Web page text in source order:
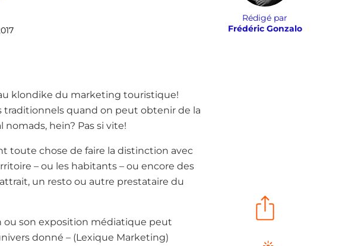
Rédigé par
Frédéric Gonzalo
klondike du marketing touristique!
traditionnels quand on peut obtenir de la
hein? Pas si vite!
toute chose de faire la distinction avec
– ou les habitants – ou encore des
un resto ou autre prestataire du
ou son exposition médiatique peut
donné – (Lexique Marketing)